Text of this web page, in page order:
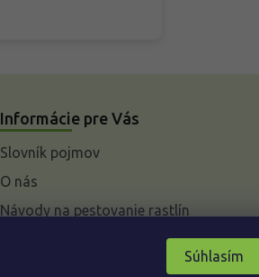
Súhlasím
Informácie pre Vás
Slovník pojmov
O nás
Návody na pestovanie rastlín